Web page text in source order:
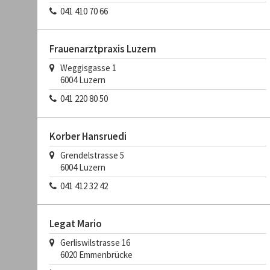
041 410 70 66
Frauenarztpraxis Luzern
Weggisgasse 1
6004 Luzern
041 220 80 50
Korber Hansruedi
Grendelstrasse 5
6004 Luzern
041 412 32 42
Legat Mario
Gerliswilstrasse 16
6020 Emmenbrücke